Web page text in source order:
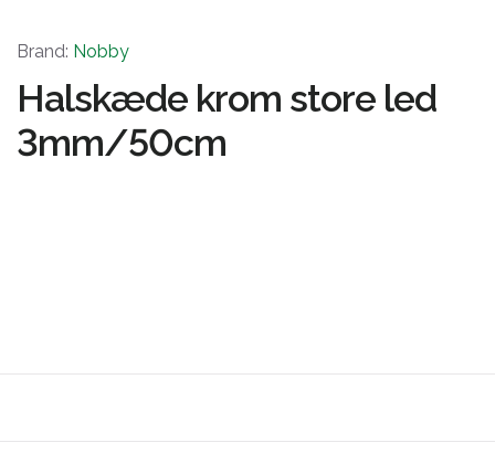
Brand: Nobby
Halskæde krom store led
3mm/50cm